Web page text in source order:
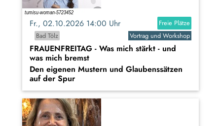
Fr., 02.10.2026 14:00 Uhr
Freie Plätze
Bad Tölz
Vortrag und Workshop
FRAUENFREITAG - Was mich stärkt - und
was mich bremst
Den eigenen Mustern und Glaubenssätzen
auf der Spur